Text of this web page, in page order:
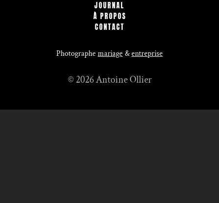
JOURNAL
À PROPOS
CONTACT
Photographemariage&entreprise
© 2026 Antoine Ollier